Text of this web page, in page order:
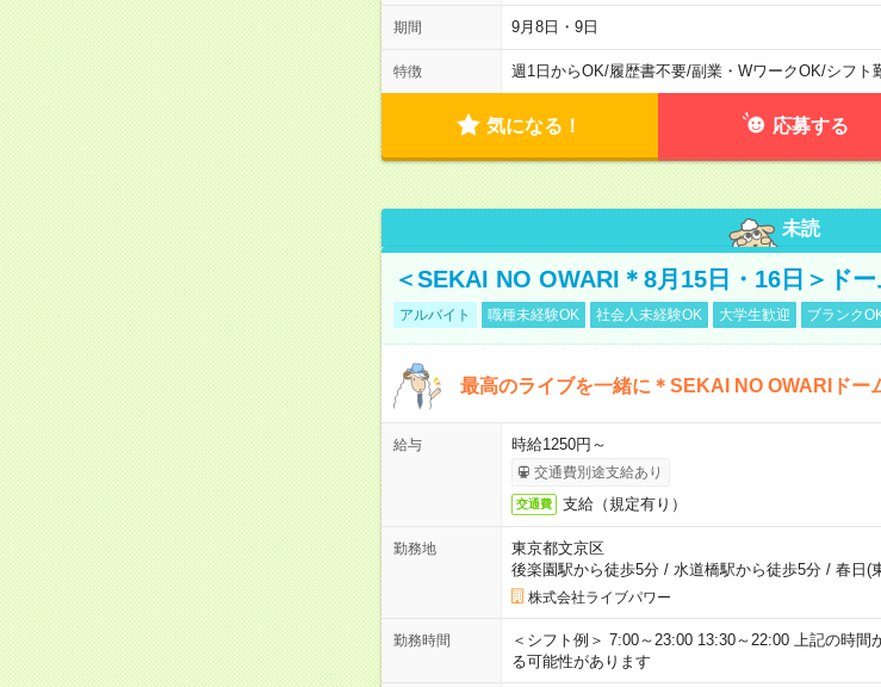
期間 9月8日・9日
特徴 週1日からOK/履歴書不要/副業・WワークOK/シフト
気になる！ 応募する
未読
＜SEKAI NO OWARI＊8月15日・16日＞ド
アルバイト 職種未経験OK 社会人未経験OK 大学生歓迎 ブランク
最高のライブを一緒に＊SEKAI NO OWARIドー
給与 時給1250円～
交通費別途支給あり
交通費 支給（規定有り）
勤務地
東京都文京区
後楽園駅から徒歩5分/ 水道橋駅から徒歩5分/ 春日(
株式会社ライブパワー
勤務時間
＜シフト例＞ 7:00～23:00 13:30～22:00 上記の時
る可能性があります